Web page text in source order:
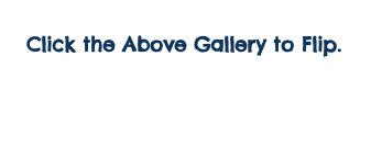
Click the Above Gallery to Flip.